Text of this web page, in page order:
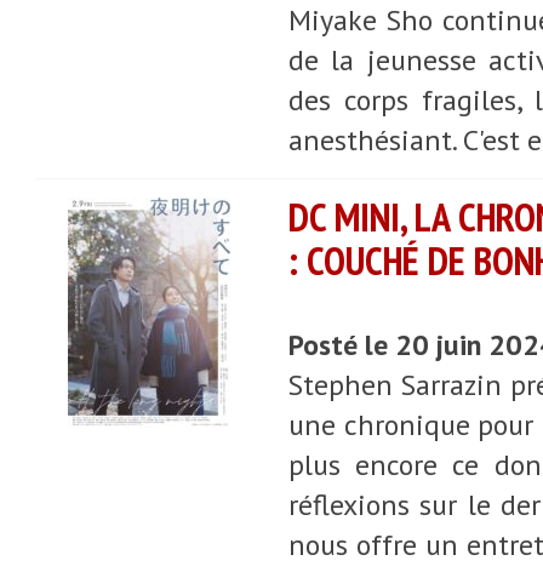
Miyake Sho
de la jeunesse
des corps
anesthésiant. C'est
DC MINI, LA
: COUCHÉ DE
Posté le 20 juin
Stephen Sarrazin
une chronique pour
plus encore ce
réflexions sur le
nous offre un